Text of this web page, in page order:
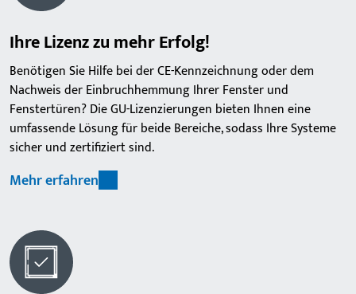
Ihre Lizenz zu mehr Erfolg!
Benötigen Sie Hilfe bei der CE-Kennzeichnung oder dem
Nachweis der Einbruchhemmung Ihrer Fenster und
Fenstertüren? Die GU-Lizenzierungen bieten Ihnen eine
umfassende Lösung für beide Bereiche, sodass Ihre Systeme
sicher und zertifiziert sind.
Mehr erfahren